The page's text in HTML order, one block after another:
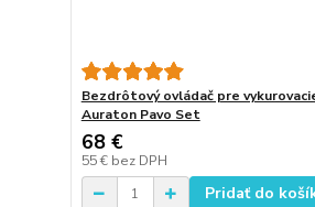
Bezdrôtový ovládač pre
Auraton Pavo Set
68 €
55 € bez DPH
Pridať do